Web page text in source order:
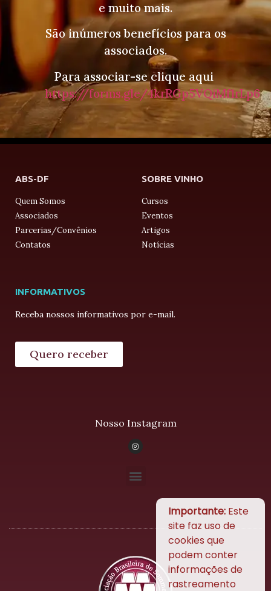
e muito mais.
São inúmeros benefícios para os
associados.
Para associar-se clique aqui
https://forms.gle/4krRGp5VQiMf1rLp6
ABS-DF
Quem Somos
Associados
Parcerias/Convênios
Contatos
SOBRE VINHO
Cursos
Eventos
Artigos
Notícias
INFORMATIVOS
Receba nossos informativos por e-mail.
Quero receber
Nosso Instagram
Importante: Este
site faz uso de
cookies que
podem conter
informações de
rastreamento